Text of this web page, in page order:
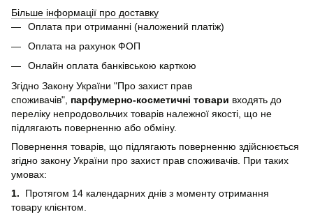
Більше інформації про доставку
Оплата при отриманні (наложений платіж)
Оплата на рахунок ФОП
Онлайн оплата банківською карткою
Згідно Закону України "Про захист прав
споживачів", парфумерно-косметичні товари входять до
переліку непродовольчих товарів належної якості, що не
підлягають поверненню або обміну.
Повернення товарів, що підлягають поверненню здійснюється
згідно закону України про захист прав споживачів. При таких
умовах:
1.
Протягом 14 календарних днів з моменту отримання
товару клієнтом.